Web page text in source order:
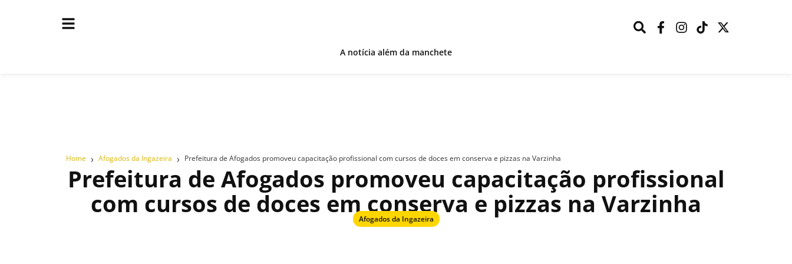
A notícia além da manchete
Home › Afogados da Ingazeira › Prefeitura de Afogados promoveu capacitação profissional com cursos de doces em conserva e pizzas na Varzinha
Prefeitura de Afogados promoveu capacitação profissional
com cursos de doces em conserva e pizzas na Varzinha
Afogados da Ingazeira